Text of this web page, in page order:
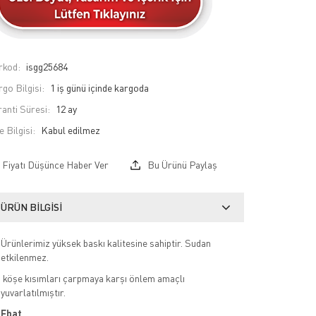
isgg25684
Bilgisi:
1 iş günü içinde kargoda
Süresi:
12 ay
Bilgisi:
Fiyatı Düşünce Haber Ver Bu Ürünü Paylaş
ÜRÜN BILGISI
Ürünlerimiz yüksek baskı kalitesine sahiptir. Sudan
etkilenmez.
köşe kısımları çarpmaya karşı önlem amaçlı
yuvarlatılmıştır.
Ebat